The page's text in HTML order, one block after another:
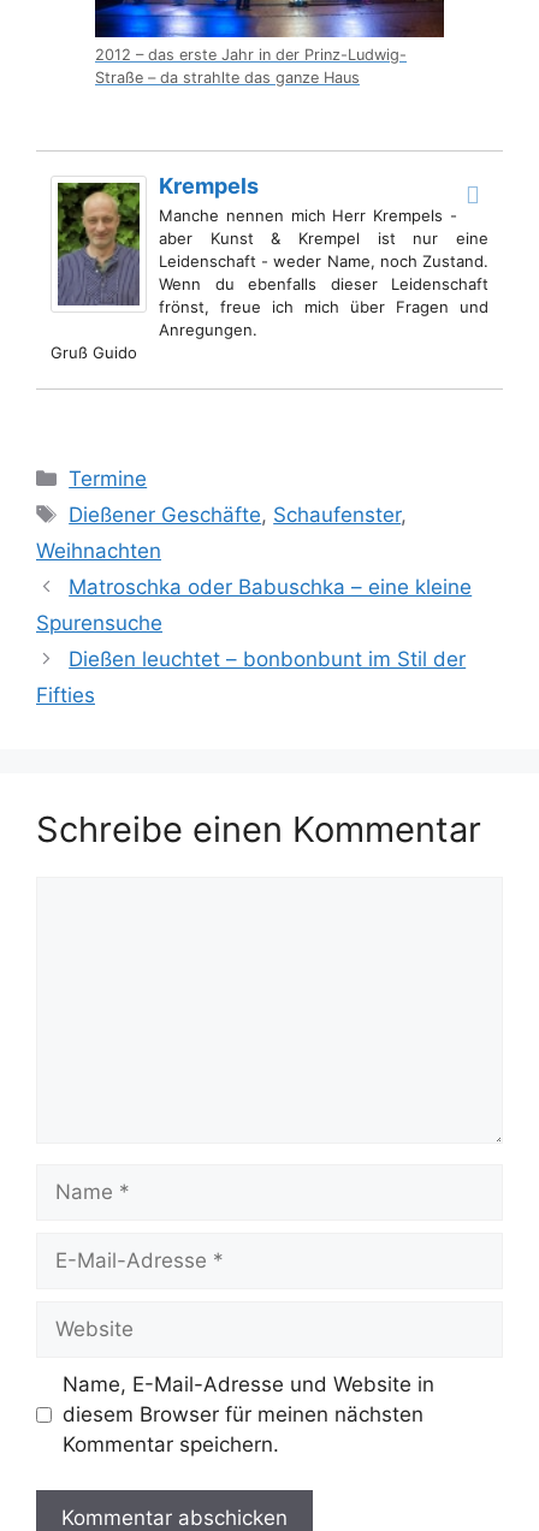
2012 – das erste Jahr in der Prinz-Ludwig-
Straße – da strahlte das ganze Haus
Krempels
Manche nennen mich Herr Krempels -
aber Kunst & Krempel ist nur eine
Leidenschaft - weder Name, noch Zustand.
Wenn du ebenfalls dieser Leidenschaft
frönst, freue ich mich über Fragen und
Anregungen.
Gruß Guido
Kategorien
Termine
Schlagwörter
Dießener Geschäfte, Schaufenster,
Weihnachten
Matroschka oder Babuschka – eine kleine
Spurensuche
Dießen leuchtet – bonbonbunt im Stil der
Fifties
Schreibe einen Kommentar
Mail-
Name, E-Mail-Adresse und Website in
diesem Browser für meinen nächsten
Kommentar speichern.